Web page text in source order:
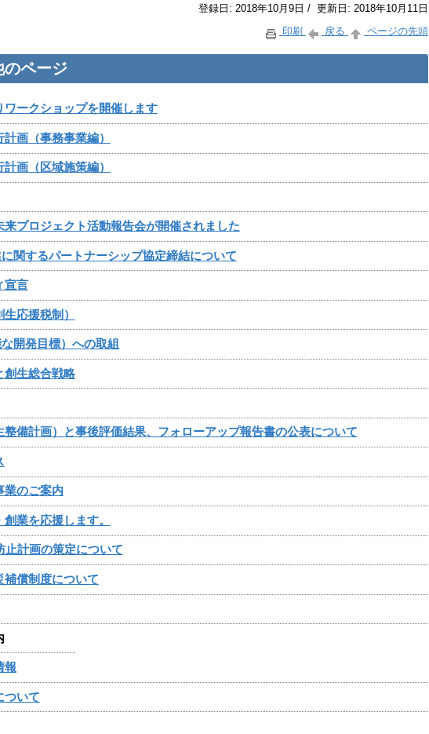
登録日: 2018年10月9日 / 更新日: 2018年10月11日
印刷
戻る ページの先頭
のページ
ワークショップを開催します
画（事務事業編）
画（区域施策編）
プロジェクト活動報告会が開催されました
関するパートナーシップ協定締結について
宣言
応援税制）
開発目標）への取組
創生総合戦略
備計画）と事後評価結果、フォローアップ報告書の公表について
業のご案内
業を応援します。
止計画の策定について
償制度について
報
ついて